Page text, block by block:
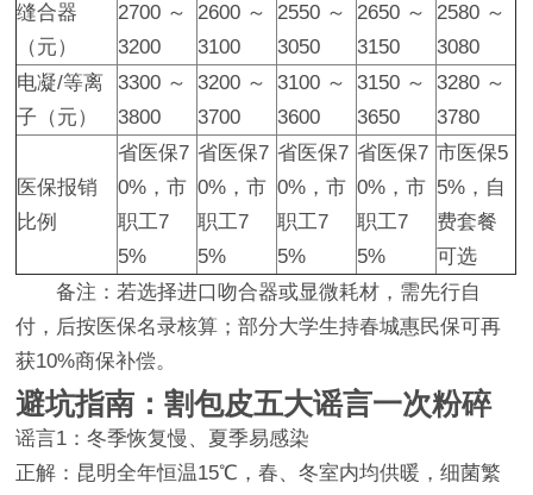
缝合器
（元）
2700 ～
3200
2600 ～
3100
2550 ～
3050
2650 ～
3150
2580 ～
3080
电凝/等离
子（元）
3300 ～
3800
3200 ～
3700
3100 ～
3600
3150 ～
3650
3280 ～
3780
医保报销
比例
省医保7
0%，市
职工7
5%
省医保7
0%，市
职工7
5%
省医保7
0%，市
职工7
5%
省医保7
0%，市
职工7
5%
市医保5
5%，自
费套餐
可选
备注：若选择进口吻合器或显微耗材，需先行自
付，后按医保名录核算；部分大学生持春城惠民保可再
获10%商保补偿。
避坑指南：割包皮五大谣言一次粉碎
谣言1：冬季恢复慢、夏季易感染
正解：昆明全年恒温15℃，春、冬室内均供暖，细菌繁